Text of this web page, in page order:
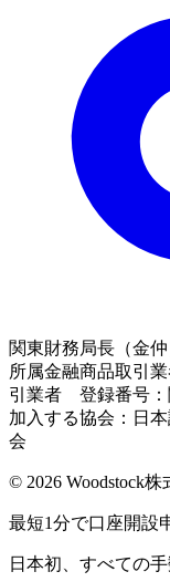
関東財務局長（金
所属金融商品取引
引業者 登録番号：
加入する協会：日
会
© 2026 Woodstock株
最短1分で口座開設
日本初、すべての